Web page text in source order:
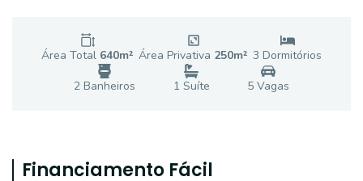
Área Total 640m² Área Privativa 250m² 3 Dormitórios
2 Banheiros 1 Suíte 5Vagas
Financiamento Fácil